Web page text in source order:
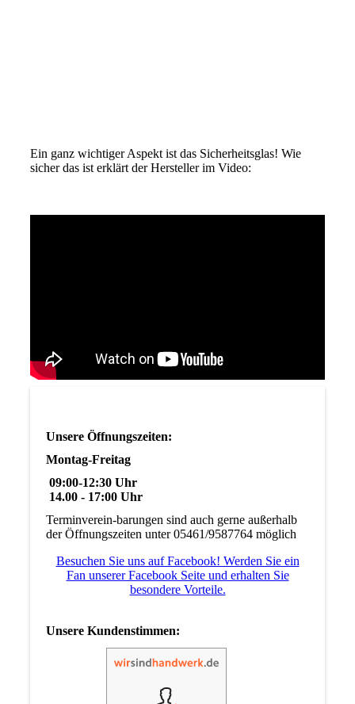
Ein ganz wichtiger Aspekt ist das Sicherheitsglas! Wie
sicher das ist erklärt der Hersteller im Video:
Unsere Öffnungszeiten:
Montag-Freitag
09:00-12:30 Uhr
14.00 - 17:00 Uhr
Terminverein-barungen sind auch gerne außerhalb
der Öffnungszeiten unter 05461/9587764 möglich
Besuchen Sie uns auf Facebook! Werden Sie ein
Fan unserer Facebook Seite und erhalten Sie
besondere Vorteile.
Unsere Kundenstimmen: